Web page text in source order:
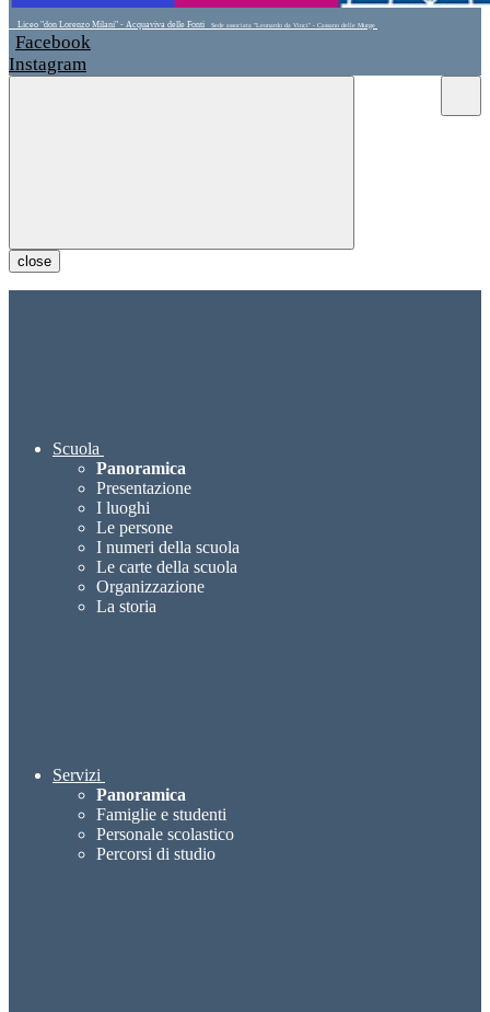
Liceo "don Lorenzo Milani" - Acquaviva delle Fonti Sede associata "Leonardo da Vinci" - Cassano delle Murge
Facebook
Instagram
close
Scuola
Panoramica
Presentazione
I luoghi
Le persone
I numeri della scuola
Le carte della scuola
Organizzazione
La storia
Servizi
Panoramica
Famiglie e studenti
Personale scolastico
Percorsi di studio